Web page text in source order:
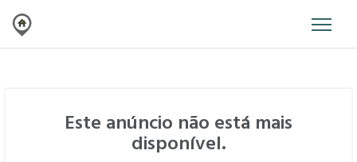
Este anúncio não está mais
disponível.